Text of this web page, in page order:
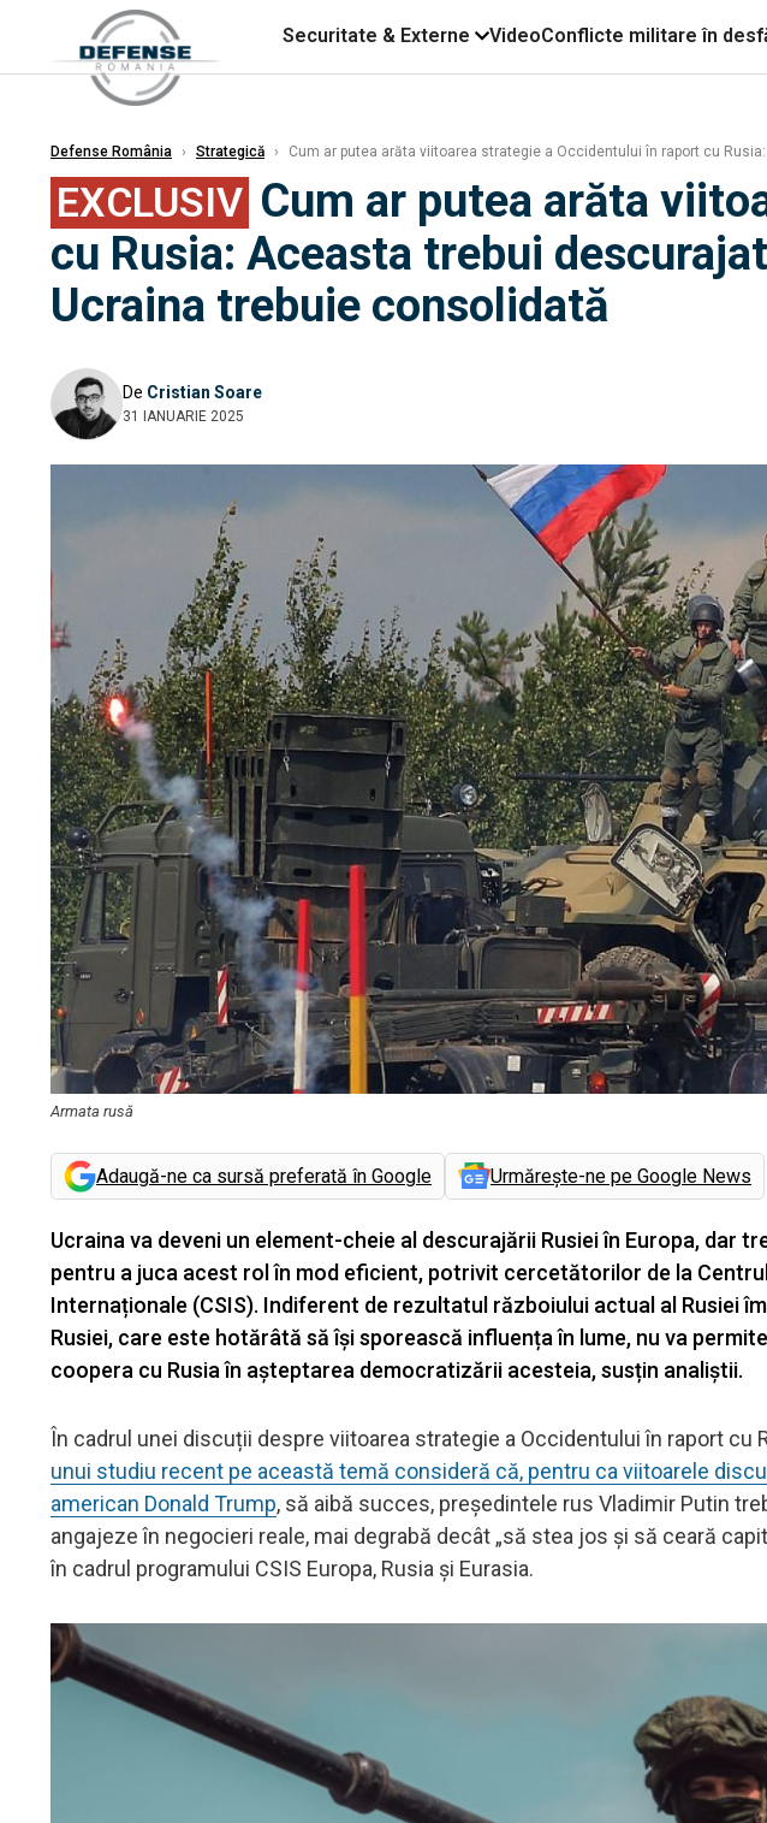
Securitate & Externe VideoConflicte militare în
Defense România › Strategică › Cum ar putea arăta viitoarea strategie a Occidentului în raport cu
EXCLUSIV Cum ar putea arăta
cu Rusia: Aceasta trebui
Ucraina trebuie consolidată
De Cristian Soare
31 IANUARIE 2025
Armata rusă
Adaugă-ne ca sursă preferată în Google Urmărește-ne pe Google News
Ucraina va deveni un element-cheie al descurajării Rusiei în Europa, dar
pentru a juca acest rol în mod eficient, potrivit cercetătorilor de la
Internaționale (CSIS). Indiferent de rezultatul războiului actual al Rusiei
Rusiei, care este hotărâtă să își sporească influența în lume, nu va
coopera cu Rusia în așteptarea democratizării acesteia, susțin analiștii.
În cadrul unei discuții despre viitoarea strategie a Occidentului în raport cu
unui studiu recent pe această temă consideră că, pentru ca viitoarele
american Donald Trump, să aibă succes, președintele rus Vladimir Putin
angajeze în negocieri reale, mai degrabă decât „să stea jos și să ceară
în cadrul programului CSIS Europa, Rusia și Eurasia.